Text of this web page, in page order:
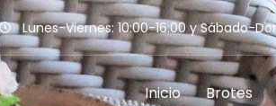
Lunes-Viernes: 10:00-16:00 y Sábado-
Inicio Brotes